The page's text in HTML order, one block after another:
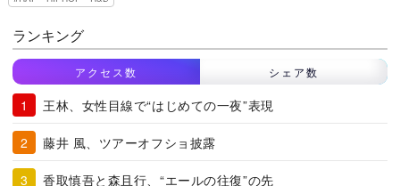
ランキング
アクセス数 シェア数
王林、女性目線で“はじめての一夜”表現
藤井 風、ツアーオフショ披露
香取慎吾と森且行、“エールの往復”の先